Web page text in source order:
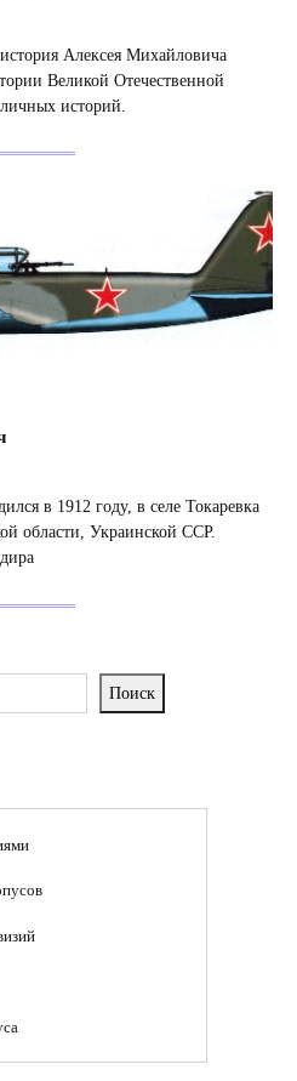
Алексея Михайловича
Великой Отечественной
историй.
в 1912 году, в селе Токаревка
области, Украинской ССР.
Поиск